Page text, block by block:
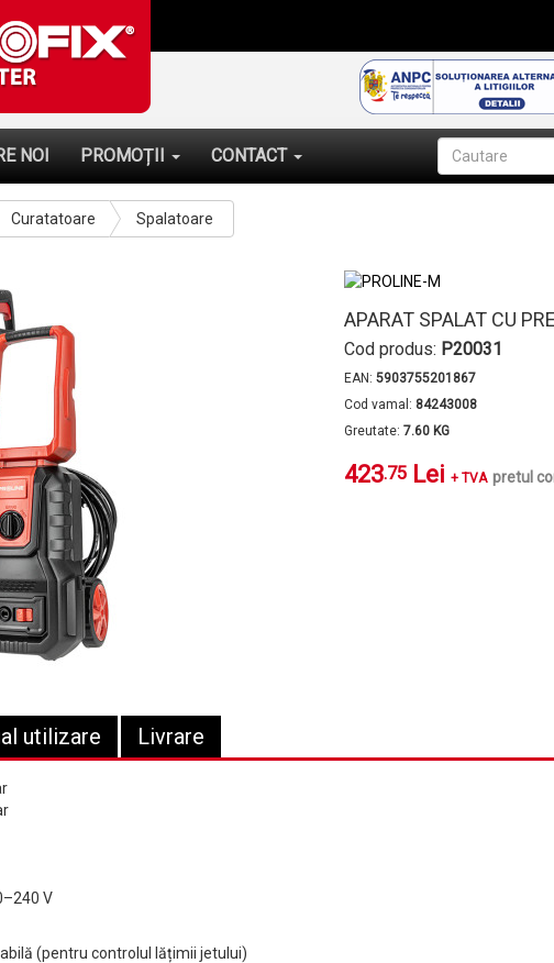
NOI PROMOȚII CONTACT
Curatatoare Spalatoare
APARAT SPALAT CU
Cod produs: P20031
EAN: 5903755201867
Cod vamal: 84243008
Greutate: 7.60 KG
423.75Lei + TVA pretul
utilizare Livrare
V
(pentru controlul lățimii jetului)